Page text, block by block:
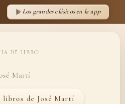
Los grandes clásicos en la app
DE LIBRO
Martí
libros de José Martí